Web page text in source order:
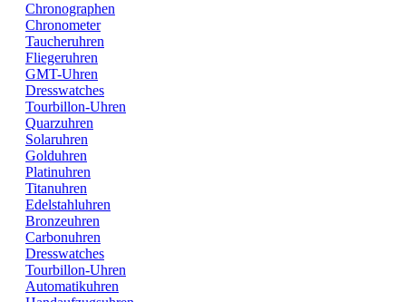
Chronographen
Chronometer
Taucheruhren
Fliegeruhren
GMT-Uhren
Dresswatches
Tourbillon-Uhren
Quarzuhren
Solaruhren
Golduhren
Platinuhren
Titanuhren
Edelstahluhren
Bronzeuhren
Carbonuhren
Dresswatches
Tourbillon-Uhren
Automatikuhren